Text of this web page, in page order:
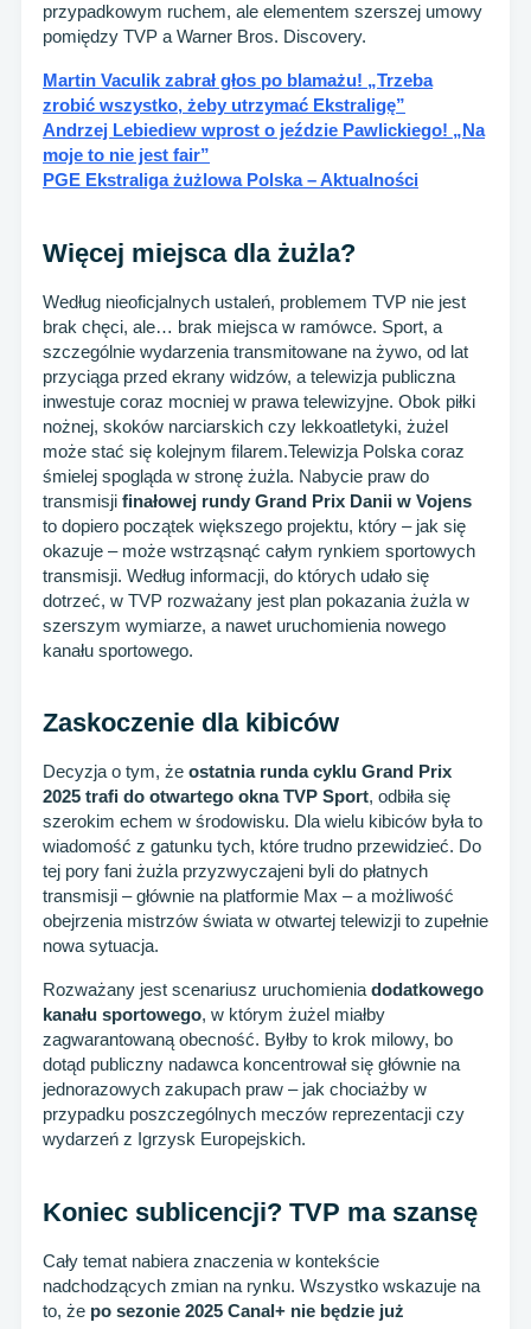
przypadkowym ruchem, ale elementem szerszej umowy
pomiędzy TVP a Warner Bros. Discovery.
Martin Vaculik zabrał głos po blamażu! „Trzeba
zrobić wszystko, żeby utrzymać Ekstraligę”
Andrzej Lebiediew wprost o jeździe Pawlickiego! „Na
moje to nie jest fair”
PGE Ekstraliga żużlowa Polska – Aktualności
Więcej miejsca dla żużla?
Według nieoficjalnych ustaleń, problemem TVP nie jest
brak chęci, ale… brak miejsca w ramówce. Sport, a
szczególnie wydarzenia transmitowane na żywo, od lat
przyciąga przed ekrany widzów, a telewizja publiczna
inwestuje coraz mocniej w prawa telewizyjne. Obok piłki
nożnej, skoków narciarskich czy lekkoatletyki, żużel
może stać się kolejnym filarem.Telewizja Polska coraz
śmielej spogląda w stronę żużla. Nabycie praw do
transmisji finałowej rundy Grand Prix Danii w Vojens
to dopiero początek większego projektu, który – jak się
okazuje – może wstrząsnąć całym rynkiem sportowych
transmisji. Według informacji, do których udało się
dotrzeć, w TVP rozważany jest plan pokazania żużla w
szerszym wymiarze, a nawet uruchomienia nowego
kanału sportowego.
Zaskoczenie dla kibiców
Decyzja o tym, że ostatnia runda cyklu Grand Prix
2025 trafi do otwartego okna TVP Sport, odbiła się
szerokim echem w środowisku. Dla wielu kibiców była to
wiadomość z gatunku tych, które trudno przewidzieć. Do
tej pory fani żużla przyzwyczajeni byli do płatnych
transmisji – głównie na platformie Max – a możliwość
obejrzenia mistrzów świata w otwartej telewizji to zupełnie
nowa sytuacja.
Rozważany jest scenariusz uruchomienia dodatkowego
kanału sportowego, w którym żużel miałby
zagwarantowaną obecność. Byłby to krok milowy, bo
dotąd publiczny nadawca koncentrował się głównie na
jednorazowych zakupach praw – jak chociażby w
przypadku poszczególnych meczów reprezentacji czy
wydarzeń z Igrzysk Europejskich.
Koniec sublicencji? TVP ma szansę
Cały temat nabiera znaczenia w kontekście
nadchodzących zmian na rynku. Wszystko wskazuje na
to, że po sezonie 2025 Canal+ nie będzie już